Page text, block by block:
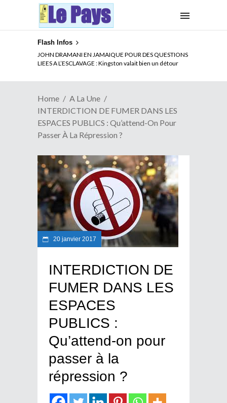
Flash Infos
JOHN DRAMANI EN JAMAIQUE POUR DES QUESTIONS
LIEES A L’ESCLAVAGE : Kingston valait bien un détour
ELECTION DE TALON A LA TETE DU SENAT BENINOIS :
Quand Patrice quitte le pouvoir sans partir !
Home
A La Une
INTERDICTION DE FUMER DANS LES
ESPACES PUBLICS : Qu’attend-On Pour
Passer À La Répression ?
20 janvier 2017
INTERDICTION DE
FUMER DANS LES
ESPACES
PUBLICS :
Qu’attend-on pour
passer à la
répression ?